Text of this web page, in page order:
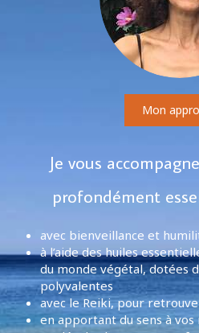
Mon
Je vous
profondément
avec bienveillance et
à l’aide des huiles
du monde végétal, dotées
polyvalentes
avec le Reiki, pour
en apportant du sens à vos